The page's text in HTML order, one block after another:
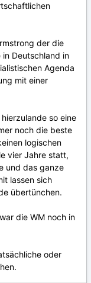
der die
in Deutschland in
Agenda
mit einer
so eine
noch die beste
logischen
vier Jahre statt,
und das ganze
lassen sich
übertünchen.
die WM noch in
oder